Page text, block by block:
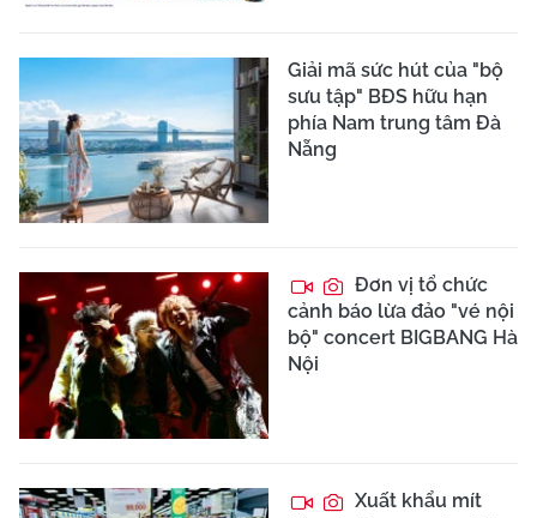
Giải mã sức hút của "bộ
sưu tập" BĐS hữu hạn
phía Nam trung tâm Đà
Nẵng
Đơn vị tổ chức
cảnh báo lừa đảo "vé nội
bộ" concert BIGBANG Hà
Nội
Xuất khẩu mít